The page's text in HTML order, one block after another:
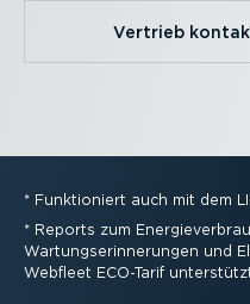
Vertrieb
* Funktio­niert auch mit dem
* Reports zum
Wartungs­er­in­ne­rungen und
Webfleet ECO-Tarif